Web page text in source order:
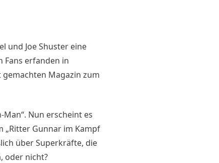
und Joe Shuster eine
Fans erfanden in
gemachten Magazin zum
Nun erscheint es
„Ritter Gunnar im Kampf
über Superkräfte, die
oder nicht?